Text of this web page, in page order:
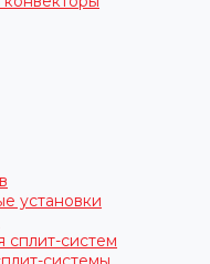
установки
сплит-систем